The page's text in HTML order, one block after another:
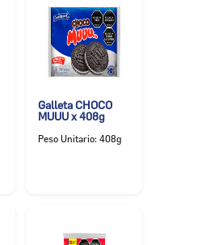
Galleta CHOCO
MUUU x 408g
Peso Unitario: 408g